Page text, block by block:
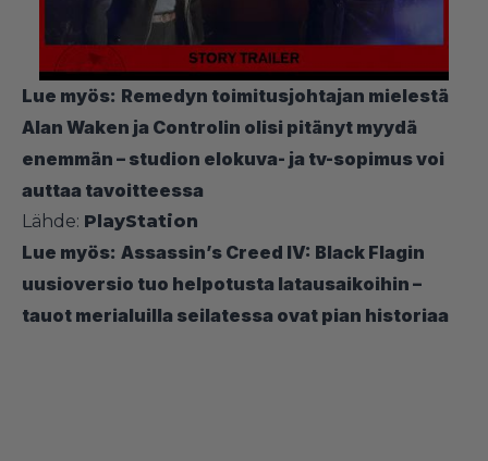
Lue myös: Remedyn toimitusjohtajan mielestä
Alan Waken ja Controlin olisi pitänyt myydä
enemmän – studion elokuva- ja tv-sopimus voi
auttaa tavoitteessa
Lähde: PlayStation
Lue myös: Assassin’s Creed IV: Black Flagin
uusioversio tuo helpotusta latausaikoihin –
tauot merialuilla seilatessa ovat pian historiaa